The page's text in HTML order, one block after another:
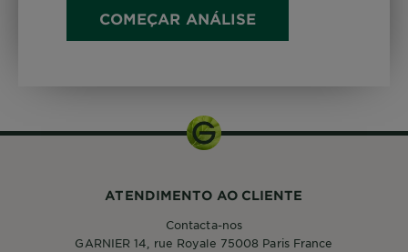
COMEÇAR ANÁLISE
ATENDIMENTO AO CLIENTE
Contacta-nos
GARNIER 14, rue Royale 75008 Paris France